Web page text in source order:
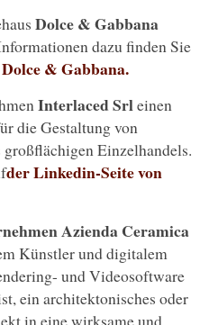
Dolce &Gabbana
dazu finden Sie
& Gabbana.
InterlacedSrleinen
die Gestaltung von
Einzelhandels.
der Linkedin-Seite von
Azienda Ceramica
Künstler und digitalem
und Videosoftware
ein architektonisches oder
in eine wirksame und